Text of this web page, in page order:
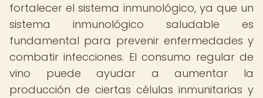
fortalecer el sistema inmunológico, ya que un
sistema inmunológico saludable es
fundamental para prevenir enfermedades y
combatir infecciones. El consumo regular de
vino puede ayudar a aumentar la
producción de ciertas células inmunitarias y